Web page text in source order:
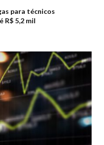
para técnicos
R$ 5,2 mil